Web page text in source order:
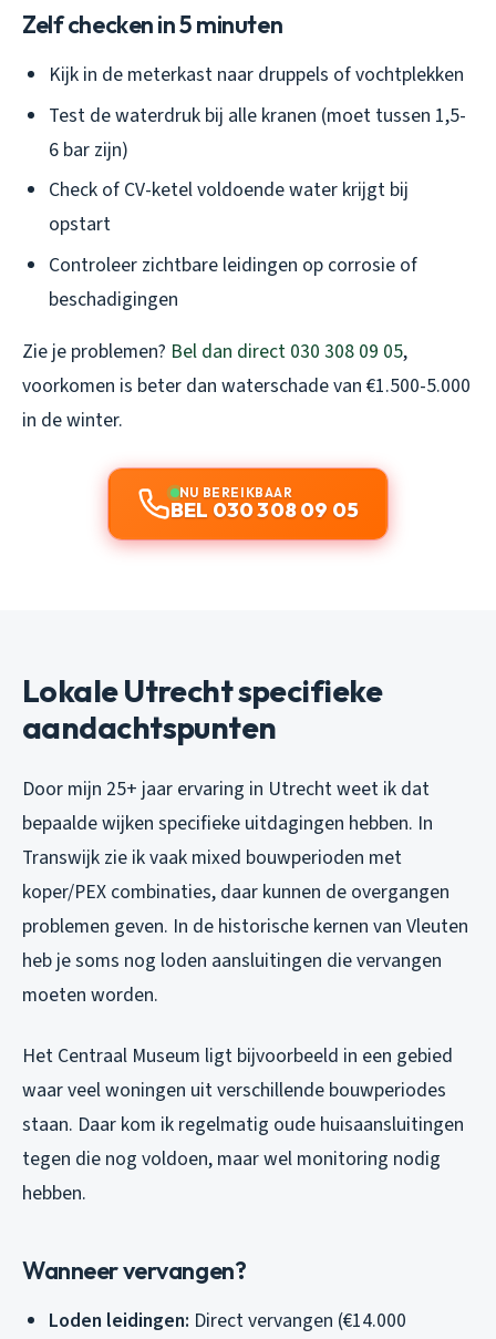
Zelf checken in 5 minuten
Kijk in de meterkast naar druppels of vochtplekken
Test de waterdruk bij alle kranen (moet tussen 1,5-
6 bar zijn)
Check of CV-ketel voldoende water krijgt bij
opstart
Controleer zichtbare leidingen op corrosie of
beschadigingen
Zie je problemen? Bel dan direct 030 308 09 05,
voorkomen is beter dan waterschade van €1.500-5.000
in de winter.
NU BEREIKBAAR
BEL 030 308 09 05
Lokale Utrecht specifieke
aandachtspunten
Door mijn 25+ jaar ervaring in Utrecht weet ik dat
bepaalde wijken specifieke uitdagingen hebben. In
Transwijk zie ik vaak mixed bouwperioden met
koper/PEX combinaties, daar kunnen de overgangen
problemen geven. In de historische kernen van Vleuten
heb je soms nog loden aansluitingen die vervangen
moeten worden.
Het Centraal Museum ligt bijvoorbeeld in een gebied
waar veel woningen uit verschillende bouwperiodes
staan. Daar kom ik regelmatig oude huisaansluitingen
tegen die nog voldoen, maar wel monitoring nodig
hebben.
Wanneer vervangen?
Loden leidingen: Direct vervangen (€14.000